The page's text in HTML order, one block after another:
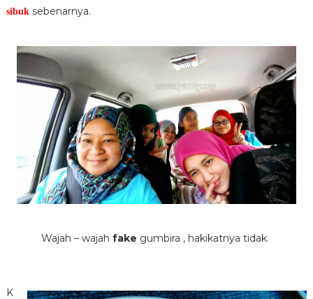
sibuksebenarnya.
Wajah – wajah fake gumbira , hakikatnya tidak.
K